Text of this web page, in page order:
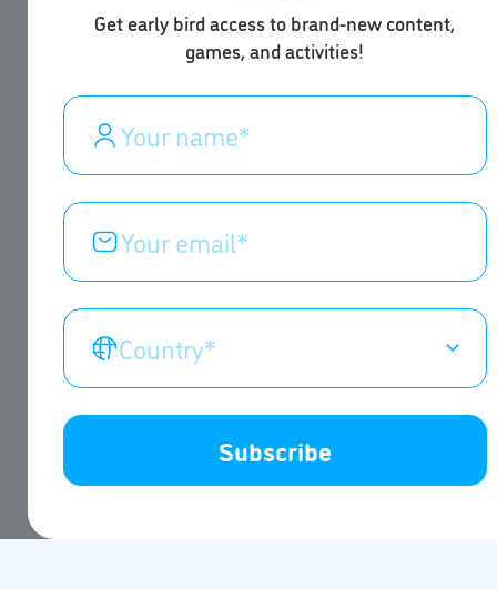
Get early bird access to brand-new content,
games, and activities!